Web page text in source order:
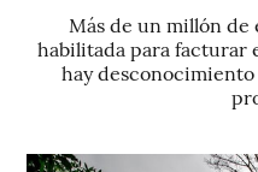
Más de un millón de
habilitada para facturar
hay desconocimiento